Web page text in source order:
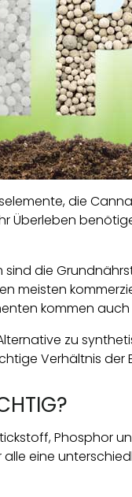
die
Überleben
sind die
meisten
kommen
zu
Verhältnis
Phosphor
eine